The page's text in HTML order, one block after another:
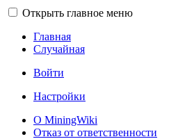
Открыть главное меню
Главная
Случайная
Войти
Настройки
О MiningWiki
Отказ от ответственности